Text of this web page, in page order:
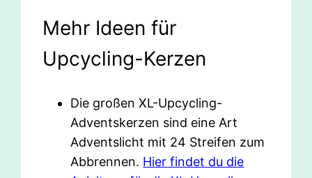
Mehr Ideen für
Upcycling-Kerzen
Die großen XL-Upcycling-
Adventskerzen sind eine Art
Adventslicht mit 24 Streifen zum
Abbrennen. Hier findet du die